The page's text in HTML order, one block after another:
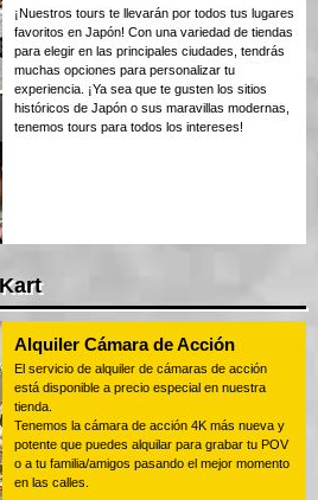
¡Nuestros tours te llevarán por todos tus lugares
favoritos en Japón! Con una variedad de tiendas
para elegir en las principales ciudades, tendrás
muchas opciones para personalizar tu
experiencia. ¡Ya sea que te gusten los sitios
históricos de Japón o sus maravillas modernas,
tenemos tours para todos los intereses!
Alquiler Cámara de Acción
El servicio de alquiler de cámaras de acción
está disponible a precio especial en nuestra
tienda.
Tenemos la cámara de acción 4K más nueva y
potente que puedes alquilar para grabar tu POV
o a tu familia/amigos pasando el mejor momento
en las calles.